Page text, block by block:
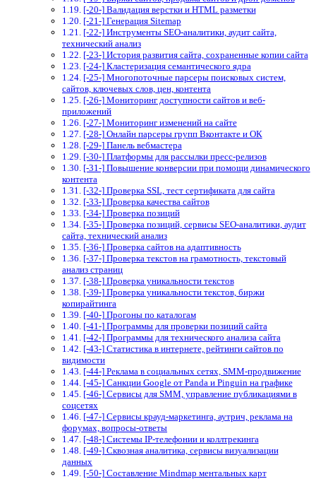
[-20-] Валидация верстки и HTML разметки
[-21-] Генерация Sitemap
[-22-] Инструменты SEO-аналитики, аудит сайта,
технический анализ
[-23-] История развития сайта, сохраненные копии сайта
[-24-] Кластеризация семантического ядра
[-25-] Многопоточные парсеры поисковых систем,
сайтов, ключевых слов, цен, контента
[-26-] Мониторинг доступности сайтов и веб-
приложений
[-27-] Мониторинг изменений на сайте
[-28-] Онлайн парсеры групп Вконтакте и ОК
[-29-] Панель вебмастера
[-30-] Платформы для рассылки пресс-релизов
[-31-] Повышение конверсии при помощи динамического
контента
[-32-] Проверка SSL, тест сертификата для сайта
[-33-] Проверка качества сайтов
[-34-] Проверка позиций
[-35-] Проверка позиций, сервисы SEO-аналитики, аудит
сайта, технический анализ
[-36-] Проверка сайтов на адаптивность
[-37-] Проверка текстов на грамотность, текстовый
анализ страниц
[-38-] Проверка уникальности текстов
[-39-] Проверка уникальности текстов, биржи
копирайтинга
[-40-] Прогоны по каталогам
[-41-] Программы для проверки позиций сайта
[-42-] Программы для технического анализа сайта
[-43-] Статистика в интернете, рейтинги сайтов по
видимости
[-44-] Реклама в социальных сетях, SMM-продвижение
[-45-] Санкции Google от Panda и Pinguin на графике
[-46-] Сервисы для SMM, управление публикациями в
соцсетях
[-47-] Сервисы крауд-маркетинга, аутрич, реклама на
форумах, вопросы-ответы
[-48-] Системы IP-телефонии и коллтрекинга
[-49-] Сквозная аналитика, сервисы визуализации
данных
[-50-] Составление Mindmap ментальных карт